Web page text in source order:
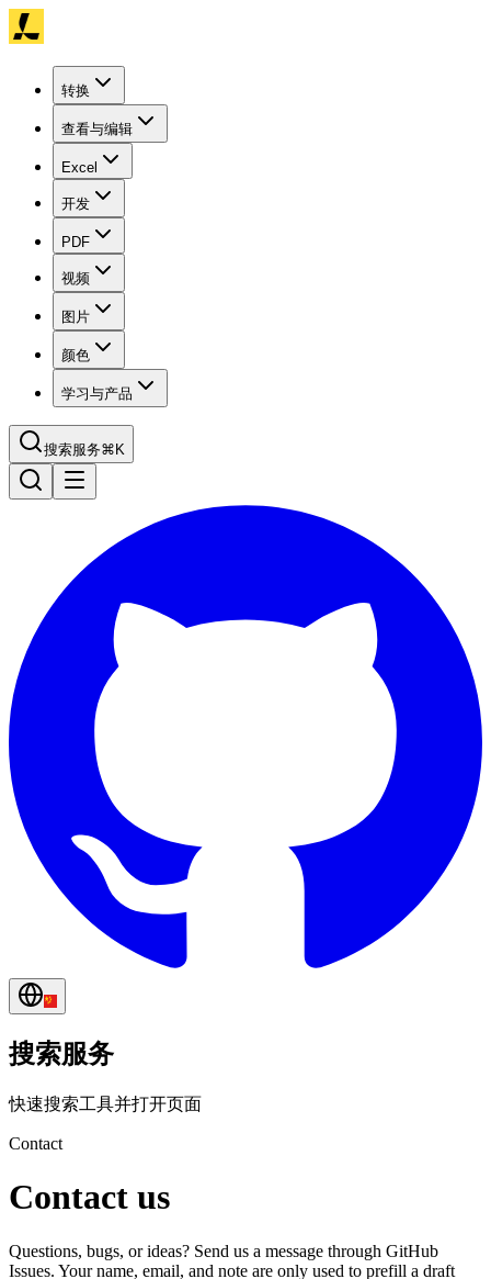
转换
查看与编辑
Excel
开发
PDF
视频
图片
颜色
学习与产品
搜索服务⌘K
搜索服务
快速搜索工具并打开页面
Contact
Contact us
Questions, bugs, or ideas? Send us a message through GitHub
Issues. Your name, email, and note are only used to prefill a draft